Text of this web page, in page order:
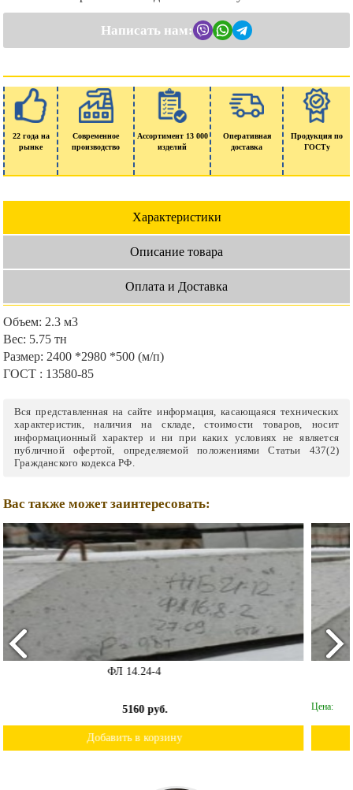
Написать нам:
22 года на
рынке
Современное
производство
Ассортимент 13 000
изделий
Оперативная
доставка
Продукция по
ГОСТу
Характеристики
Описание товара
Оплата и Доставка
Объем: 2.3 м3
Вес: 5.75 тн
Размер: 2400 *2980 *500 (м/п)
ГОСТ : 13580-85
Вся представленная на сайте информация, касающаяся технических
характеристик, наличия на складе, стоимости товаров, носит
информационный характер и ни при каких условиях не является
публичной офертой, определяемой положениями Статьи 437(2)
Гражданского кодекса РФ.
Вас также может заинтересовать:
ФЛ 10.24-4
3600 руб.
Добавить в корзину